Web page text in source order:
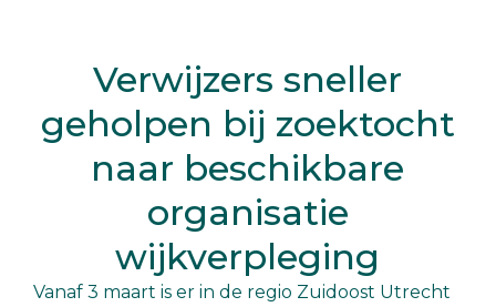
Verwijzers sneller
geholpen bij zoektocht
naar beschikbare
organisatie
wijkverpleging
Vanaf 3 maart is er in de regio Zuidoost Utrecht